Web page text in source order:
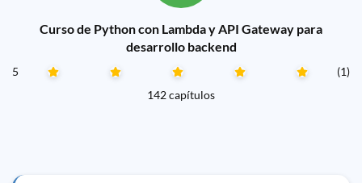
Curso de Python con Lambda y API Gateway para
desarrollo backend
5
(1)
142 capítulos